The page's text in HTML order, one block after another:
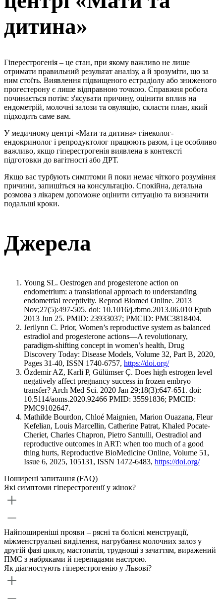
дитина»
Гіперестрогенія – це стан, при якому важливо не лише
отримати правильний результат аналізу, а й зрозуміти, що за
ним стоїть. Виявлення підвищеного естрадіолу або зниженого
прогестерону є лише відправною точкою. Справжня робота
починається потім: з'ясувати причину, оцінити вплив на
ендометрій, молочні залози та овуляцію, скласти план, який
підходить саме вам.
У медичному центрі «Мати та дитина» гінеколог-
ендокринолог і репродуктолог працюють разом, і це особливо
важливо, якщо гіперестрогенія виявлена в контексті
підготовки до вагітності або ДРТ.
Якщо вас турбують симптоми й поки немає чіткого розуміння
причини, запишіться на консультацію. Спокійна, детальна
розмова з лікарем допоможе оцінити ситуацію та визначити
подальші кроки.
Джерела
Young SL. Oestrogen and progesterone action on
endometrium: a translational approach to understanding
endometrial receptivity. Reprod Biomed Online. 2013
Nov;27(5):497-505. doi: 10.1016/j.rbmo.2013.06.010 Epub
2013 Jun 25. PMID: 23933037; PMCID: PMC3818404.
Jerilynn C. Prior, Women’s reproductive system as balanced
estradiol and progesterone actions—A revolutionary,
paradigm-shifting concept in women’s health, Drug
Discovery Today: Disease Models, Volume 32, Part B, 2020,
Pages 31-40, ISSN 1740-6757, https://doi.org/
Özdemir AZ, Karli P, Gülümser Ç. Does high estrogen level
negatively affect pregnancy success in frozen embryo
transfer? Arch Med Sci. 2020 Jan 29;18(3):647-651. doi:
10.5114/aoms.2020.92466 PMID: 35591836; PMCID:
PMC9102647.
Mathilde Bourdon, Chloé Maignien, Marion Ouazana, Fleur
Kefelian, Louis Marcellin, Catherine Patrat, Khaled Pocate-
Cheriet, Charles Chapron, Pietro Santulli, Oestradiol and
reproductive outcomes in ART: when too much of a good
thing hurts, Reproductive BioMedicine Online, Volume 51,
Issue 6, 2025, 105131, ISSN 1472-6483, https://doi.org/
Поширені запитання (FAQ)
Які симптоми гіперестрогенії у жінок?
Найпоширеніші прояви – рясні та болісні менструації,
міжменструальні виділення, нагрубання молочних залоз у
другій фазі циклу, мастопатія, труднощі з зачаттям, виражений
ПМС з набряками й перепадами настрою.
Як діагностують гіперестрогенію у Львові?